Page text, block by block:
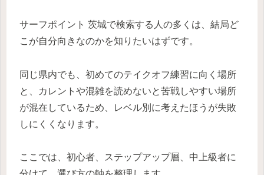
サーフポイント 茨城で検索する人の多くは、結局ど
こが自分向きなのかを知りたいはずです。
同じ県内でも、初めてのテイクオフ練習に向く場所
と、カレントや混雑を読めないと苦戦しやすい場所
が混在しているため、レベル別に考えたほうが失敗
しにくくなります。
ここでは、初心者、ステップアップ層、中上級者に